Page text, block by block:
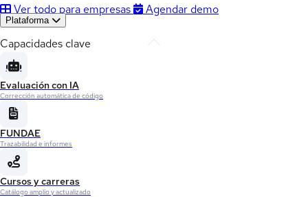
Ver todo para empresas
Agendar demo
Plataforma
Capacidades clave
Evaluación con IA
Corrección automática de código
FUNDAE
Trazabilidad e informes
Cursos y carreras
Catálogo amplio y actualizado